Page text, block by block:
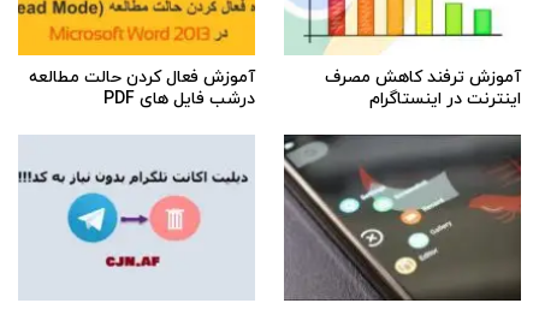
آموزش ترفند کاهش مصرف
اینترنت در اینستاگرام
آموزش فعال کردن حالت مطالعه
درشب فایل های PDF